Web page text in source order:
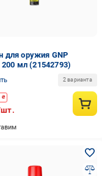
для оружия GNP
мл (21542793)
2 варианта
₴